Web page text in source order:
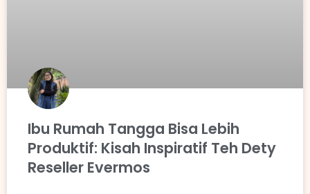
Ibu Rumah Tangga Bisa Lebih
Produktif: Kisah Inspiratif Teh Dety
Reseller Evermos